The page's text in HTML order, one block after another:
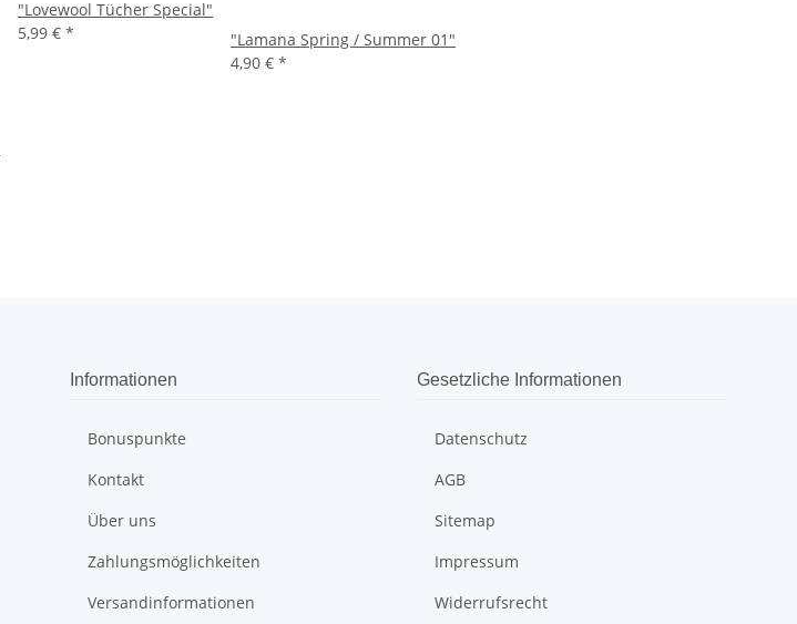
"Lovewool Tücher Special"
5,99 € *
"Lamana Spring / Summer 01"
4,90 € *
Informationen
Bonuspunkte
Kontakt
Über uns
Zahlungsmöglichkeiten
Versandinformationen
Gesetzliche Informationen
Datenschutz
AGB
Sitemap
Impressum
Widerrufsrecht